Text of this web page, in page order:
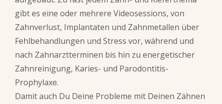
gibt es eine oder mehrere Videosessions, von
Zahnverlust, Implantaten und Zahnmetallen über
Fehlbehandlungen und Stress vor, während und
nach Zahnarztterminen bis hin zu energetischer
Zahnreinigung, Karies- und Parodontitis-
Prophylaxe.
Damit auch Du Deine Probleme mit Deinen Zähnen